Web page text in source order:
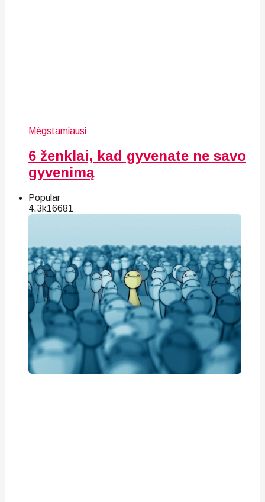
Mėgstamiausi
6 ženklai, kad gyvenate ne savo
gyvenimą
Popular
4.3k16681